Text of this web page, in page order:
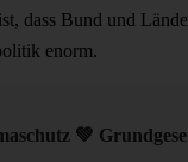
dass Bund und
enorm.
💚